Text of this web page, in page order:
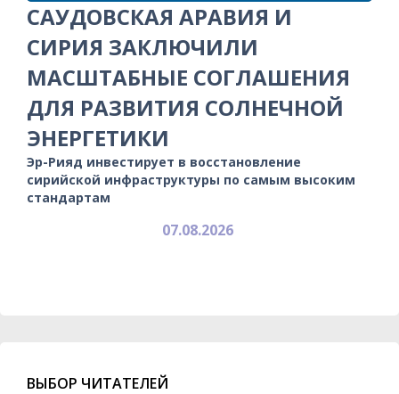
САУДОВСКАЯ АРАВИЯ И
СИРИЯ ЗАКЛЮЧИЛИ
МАСШТАБНЫЕ СОГЛАШЕНИЯ
ДЛЯ РАЗВИТИЯ СОЛНЕЧНОЙ
ЭНЕРГЕТИКИ
Эр-Рияд инвестирует в восстановление
сирийской инфраструктуры по самым высоким
стандартам
07.08.2026
ВЫБОР ЧИТАТЕЛЕЙ